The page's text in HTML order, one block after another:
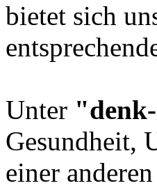
bietet sich
Unter
Gesundheit,
einer